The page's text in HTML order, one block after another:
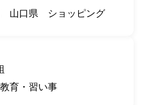
山口県 ショッピング
教育・習い事